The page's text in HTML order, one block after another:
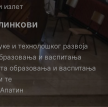
излет
и технолошког развоја
и васпитања
образовања и васпитања
те